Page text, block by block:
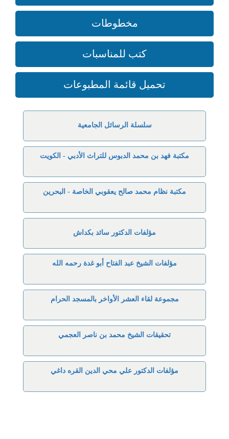
مخطوطات
كتب للمناسبات
تحميل قائمة المطبوعات
سلسلة الرسائل الجامعية
مكتبة فهد بن محمد الدبوس للتراث الأدبي - الكويت
مكتبة نظام محمد صالح يعقوبي الخاصة - البحرين
مؤلفات الدكتور سائد بكداش
مؤلفات الشيخ عبد الفتاح أبو غدة رحمه الله
مجموعة لقاء العشر الأواخر بالمسجد الحرام
تحقيقات الشيخ محمد بن ناصر العجمي
مؤلفات الدكتور علي محي الدين القره داغي